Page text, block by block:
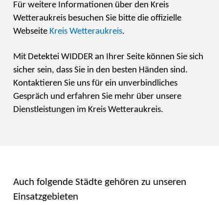
Für weitere Informationen über den Kreis
Wetteraukreis besuchen Sie bitte die offizielle
Webseite Kreis Wetteraukreis.
Mit Detektei WIDDER an Ihrer Seite können Sie sich
sicher sein, dass Sie in den besten Händen sind.
Kontaktieren Sie uns für ein unverbindliches
Gespräch und erfahren Sie mehr über unsere
Dienstleistungen im Kreis Wetteraukreis.
Auch folgende Städte gehören zu unseren
Einsatzgebieten